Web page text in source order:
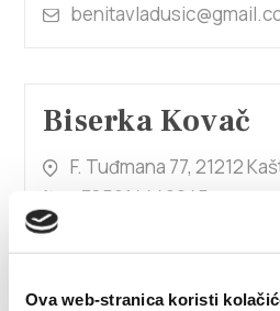
Ova web-stranica koristi
Biserka Kovač
F. Tuđmana 77, 21212
+385914442245
1/4